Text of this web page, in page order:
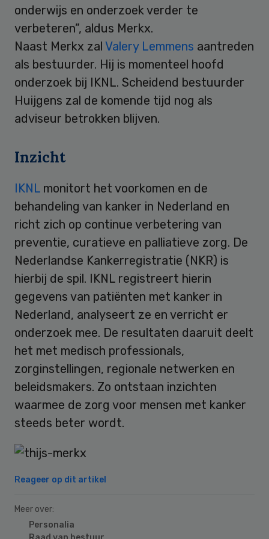
onderwijs en onderzoek verder te
verbeteren”, aldus Merkx.
Naast Merkx zal Valery Lemmens aantreden
als bestuurder. Hij is momenteel hoofd
onderzoek bij IKNL. Scheidend bestuurder
Huijgens zal de komende tijd nog als
adviseur betrokken blijven.
Inzicht
IKNL monitort het voorkomen en de
behandeling van kanker in Nederland en
richt zich op continue verbetering van
preventie, curatieve en palliatieve zorg. De
Nederlandse Kankerregistratie (NKR) is
hierbij de spil. IKNL registreert hierin
gegevens van patiënten met kanker in
Nederland, analyseert ze en verricht er
onderzoek mee. De resultaten daaruit deelt
het met medisch professionals,
zorginstellingen, regionale netwerken en
beleidsmakers. Zo ontstaan inzichten
waarmee de zorg voor mensen met kanker
steeds beter wordt.
Reageer op dit artikel
Meer over:
Personalia